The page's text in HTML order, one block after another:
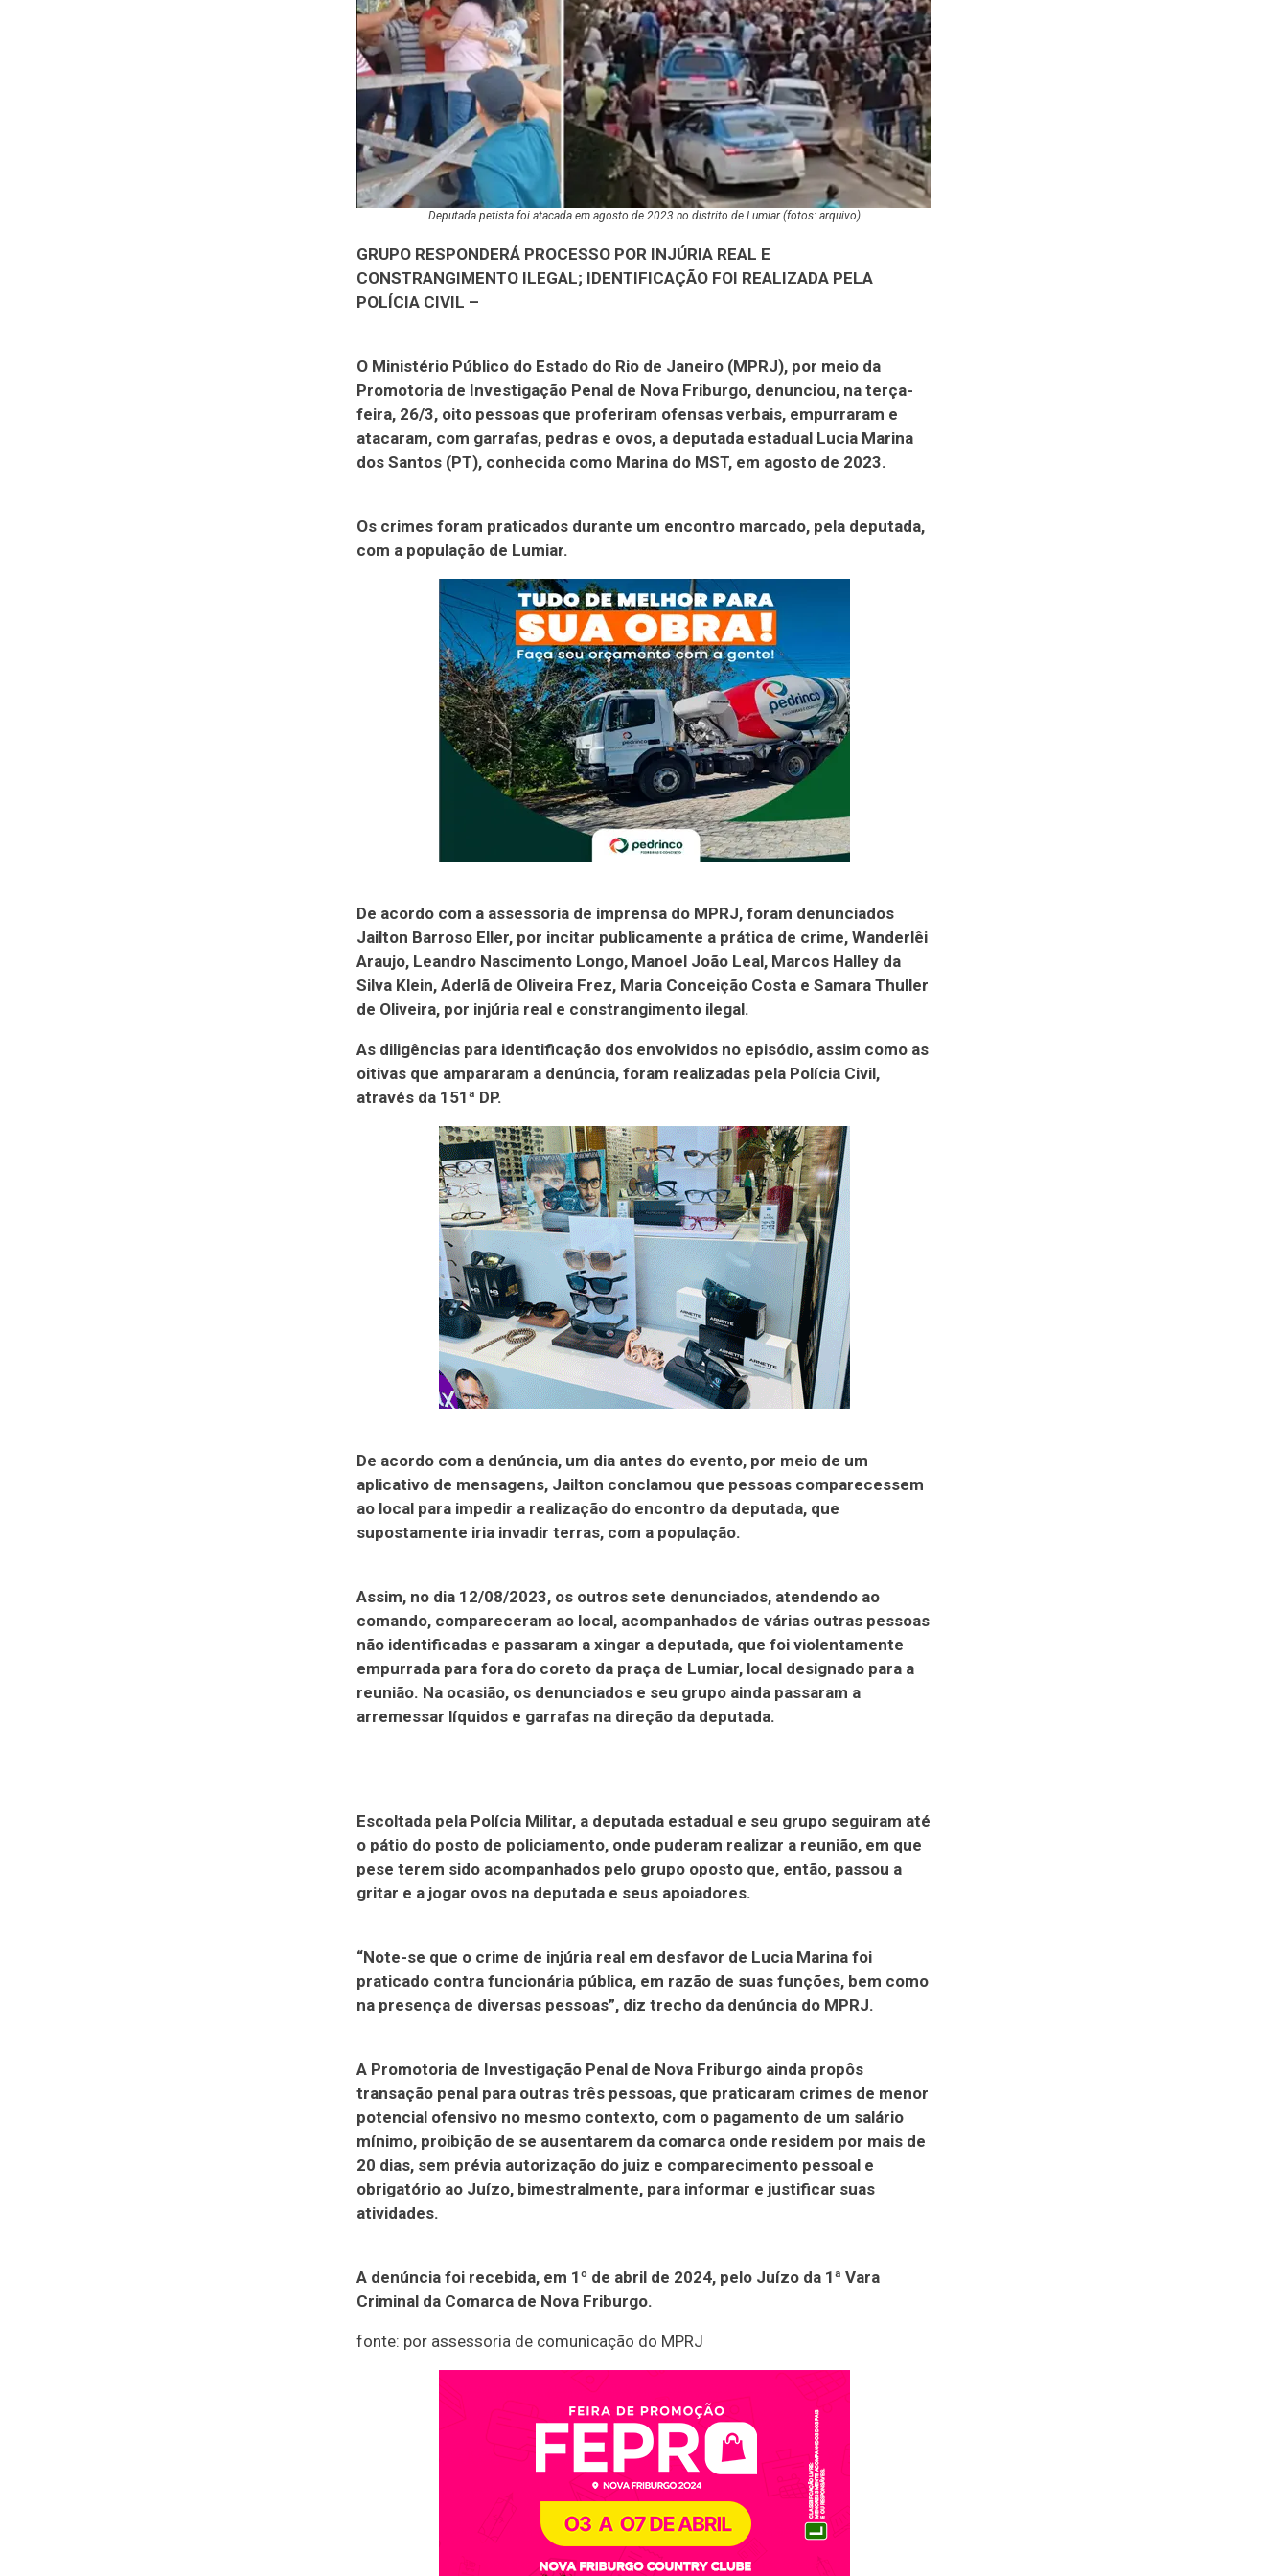
Deputada petista foi atacada em agosto de 2023 no distrito de Lumiar (fotos: arquivo)
GRUPO RESPONDERÁ PROCESSO POR INJÚRIA REAL E
CONSTRANGIMENTO ILEGAL; IDENTIFICAÇÃO FOI REALIZADA PELA
POLÍCIA CIVIL –
O Ministério Público do Estado do Rio de Janeiro (MPRJ), por meio da
Promotoria de Investigação Penal de Nova Friburgo, denunciou, na terça-
feira, 26/3, oito pessoas que proferiram ofensas verbais, empurraram e
atacaram, com garrafas, pedras e ovos, a deputada estadual Lucia Marina
dos Santos (PT), conhecida como Marina do MST, em agosto de 2023.
Os crimes foram praticados durante um encontro marcado, pela deputada,
com a população de Lumiar.
De acordo com a assessoria de imprensa do MPRJ, foram denunciados
Jailton Barroso Eller, por incitar publicamente a prática de crime, Wanderlêi
Araujo, Leandro Nascimento Longo, Manoel João Leal, Marcos Halley da
Silva Klein, Aderlã de Oliveira Frez, Maria Conceição Costa e Samara Thuller
de Oliveira, por injúria real e constrangimento ilegal.
As diligências para identificação dos envolvidos no episódio, assim como as
oitivas que ampararam a denúncia, foram realizadas pela Polícia Civil,
através da 151ª DP.
De acordo com a denúncia, um dia antes do evento, por meio de um
aplicativo de mensagens, Jailton conclamou que pessoas comparecessem
ao local para impedir a realização do encontro da deputada, que
supostamente iria invadir terras, com a população.
Assim, no dia 12/08/2023, os outros sete denunciados, atendendo ao
comando, compareceram ao local, acompanhados de várias outras pessoas
não identificadas e passaram a xingar a deputada, que foi violentamente
empurrada para fora do coreto da praça de Lumiar, local designado para a
reunião. Na ocasião, os denunciados e seu grupo ainda passaram a
arremessar líquidos e garrafas na direção da deputada.
Escoltada pela Polícia Militar, a deputada estadual e seu grupo seguiram até
o pátio do posto de policiamento, onde puderam realizar a reunião, em que
pese terem sido acompanhados pelo grupo oposto que, então, passou a
gritar e a jogar ovos na deputada e seus apoiadores.
“Note-se que o crime de injúria real em desfavor de Lucia Marina foi
praticado contra funcionária pública, em razão de suas funções, bem como
na presença de diversas pessoas”, diz trecho da denúncia do MPRJ.
A Promotoria de Investigação Penal de Nova Friburgo ainda propôs
transação penal para outras três pessoas, que praticaram crimes de menor
potencial ofensivo no mesmo contexto, com o pagamento de um salário
mínimo, proibição de se ausentarem da comarca onde residem por mais de
20 dias, sem prévia autorização do juiz e comparecimento pessoal e
obrigatório ao Juízo, bimestralmente, para informar e justificar suas
atividades.
A denúncia foi recebida, em 1º de abril de 2024, pelo Juízo da 1ª Vara
Criminal da Comarca de Nova Friburgo.
fonte: por assessoria de comunicação do MPRJ